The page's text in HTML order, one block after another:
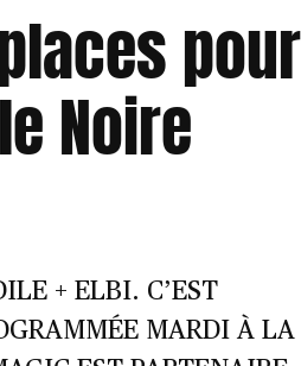
Noire
+ ELBI. C’EST
MARDI À LA